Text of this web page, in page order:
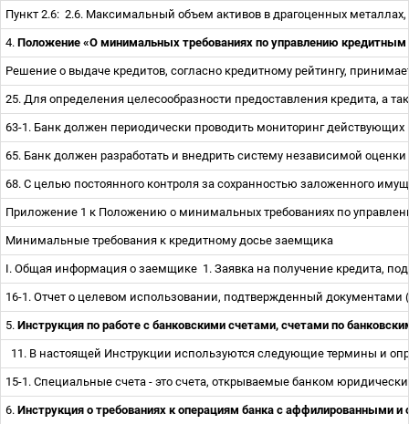
Пункт 2.6: 2.6. Максимальный объем активов в драгоценных
4. Положение «О минимальных требованиях по управлению
Решение о выдаче кредитов, согласно кредитному рейтингу,
25. Для определения целесообразности предоставления кредита, а
63-1. Банк должен периодически проводить мониторинг
65. Банк должен разработать и внедрить систему независимой
68. С целью постоянного контроля за сохранностью заложенного
Приложение 1 к Положению о минимальных требованиях по
Минимальные требования к кредитному досье заемщика
I. Общая информация о заемщике 1. Заявка на получение кредита,
16-1. Отчет о целевом использовании, подтвержденный
5. Инструкция по работе с банковскими счетами, счетами по
11. В настоящей Инструкции используются следующие термины и
15-1. Специальные счета - это счета, открываемые банком
6. Инструкция о требованиях к операциям банка с аффилированными